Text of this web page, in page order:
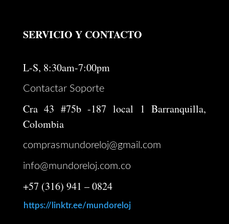
SERVICIO Y CONTACTO
L-S, 8:30am-7:00pm
Contactar Soporte
Cra 43 #75b -187 local 1 Barranquilla,
Colombia
comprasmundoreloj@gmail.com
info@mundoreloj.com.co
+57 (316) 941 – 0824
https://linktr.ee/mundoreloj